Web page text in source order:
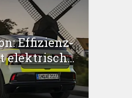
Effizienz-
elektrisch...